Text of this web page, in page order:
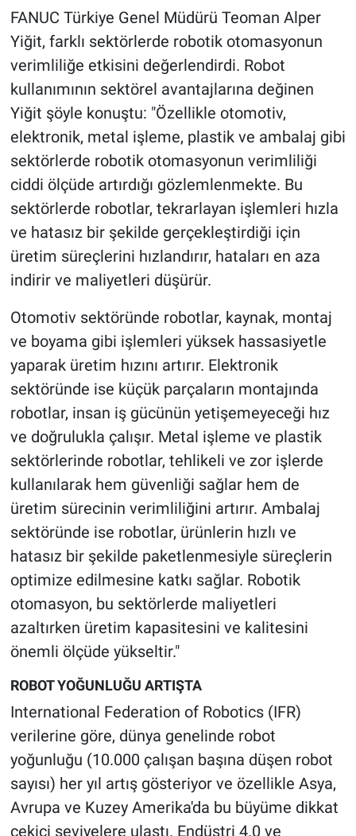
FANUC Türkiye Genel Müdürü Teoman Alper
Yiğit, farklı sektörlerde robotik otomasyonun
verimliliğe etkisini değerlendirdi. Robot
kullanımının sektörel avantajlarına değinen
Yiğit şöyle konuştu: "Özellikle otomotiv,
elektronik, metal işleme, plastik ve ambalaj gibi
sektörlerde robotik otomasyonun verimliliği
ciddi ölçüde artırdığı gözlemlenmekte. Bu
sektörlerde robotlar, tekrarlayan işlemleri hızla
ve hatasız bir şekilde gerçekleştirdiği için
üretim süreçlerini hızlandırır, hataları en aza
indirir ve maliyetleri düşürür.
Otomotiv sektöründe robotlar, kaynak, montaj
ve boyama gibi işlemleri yüksek hassasiyetle
yaparak üretim hızını artırır. Elektronik
sektöründe ise küçük parçaların montajında
robotlar, insan iş gücünün yetişemeyeceği hız
ve doğrulukla çalışır. Metal işleme ve plastik
sektörlerinde robotlar, tehlikeli ve zor işlerde
kullanılarak hem güvenliği sağlar hem de
üretim sürecinin verimliliğini artırır. Ambalaj
sektöründe ise robotlar, ürünlerin hızlı ve
hatasız bir şekilde paketlenmesiyle süreçlerin
optimize edilmesine katkı sağlar. Robotik
otomasyon, bu sektörlerde maliyetleri
azaltırken üretim kapasitesini ve kalitesini
önemli ölçüde yükseltir."
ROBOT YOĞUNLUĞU ARTIŞTA
International Federation of Robotics (IFR)
verilerine göre, dünya genelinde robot
yoğunluğu (10.000 çalışan başına düşen robot
sayısı) her yıl artış gösteriyor ve özellikle Asya,
Avrupa ve Kuzey Amerika'da bu büyüme dikkat
çekici seviyelere ulaştı. Endüstri 4.0 ve